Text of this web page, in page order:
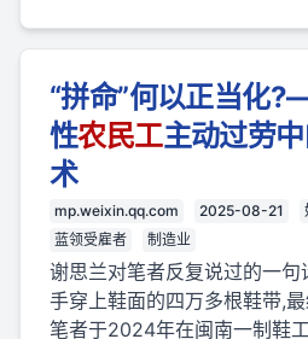
“拼命”何以正当化
性农民工主动过劳
术
mp.weixin.qq.com 2025-08-21
蓝领受雇者
制造业
谢思兰对笔者反复说过的一句
手穿上鞋面的四万多根鞋带,最
笔者于2024年在闽南一制鞋